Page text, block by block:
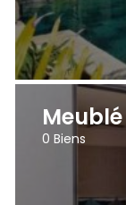
Meublé
0 Biens